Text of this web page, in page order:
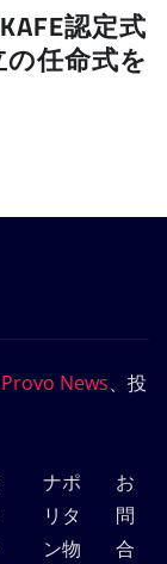
認定式
任命式を
Provo News、投
ナポ
リタ
ン物
お
問
合